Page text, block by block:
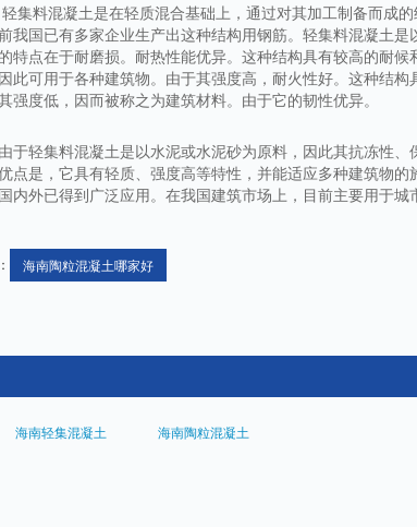
料混凝土是在轻质混合基础上，通过对其加工制备而成的
国已有多家企业生产出这种结构用钢筋。轻集料混凝土是
点在于耐磨损。耐热性能优异。这种结构具有较高的耐候
可用于各种建筑物。由于其强度高，耐火性好。这种结构
度低，因而被称之为建筑材料。由于它的韧性优异。
轻集料混凝土是以水泥或水泥砂为原料，因此其抗冻性、
是，它具有轻质、强度高等特性，并能适应多种建筑物的
外已得到广泛应用。在我国建筑市场上，目前主要用于城
海南陶粒混凝土哪家好
海南轻集混凝土 海南陶粒混凝土